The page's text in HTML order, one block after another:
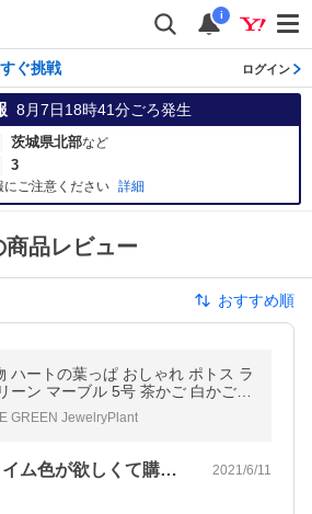
i
ぐ挑戦 ログイン
8月7日18時41分ごろ発生
茨城県北部など
3
にご注意ください 詳細
品レビュー
おすすめ順
ハートの葉っぱ おしゃれ ポトス ラ
ーン マーブル 5号 茶かご 白かご
内 お祝い 母の日 プレゼント 贈り
料
GREEN JewelryPlant
ポトスの中でもライム色が欲しくて購入し… 2021/6/11